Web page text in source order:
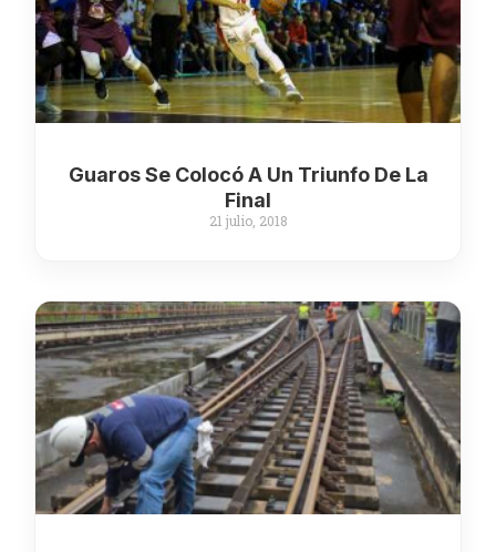
Guaros Se Colocó A Un Triunfo De La
Final
21 julio, 2018